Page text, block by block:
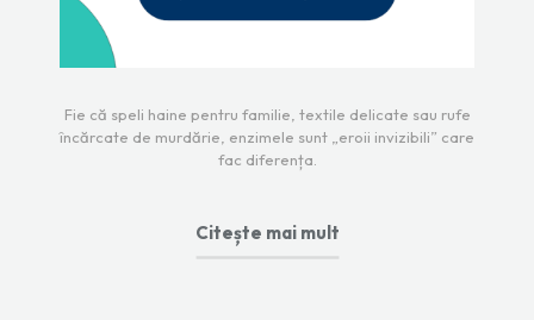
Fie că speli haine pentru familie, textile delicate sau rufe
încărcate de murdărie, enzimele sunt „eroii invizibili” care
fac diferența.
Citește mai mult